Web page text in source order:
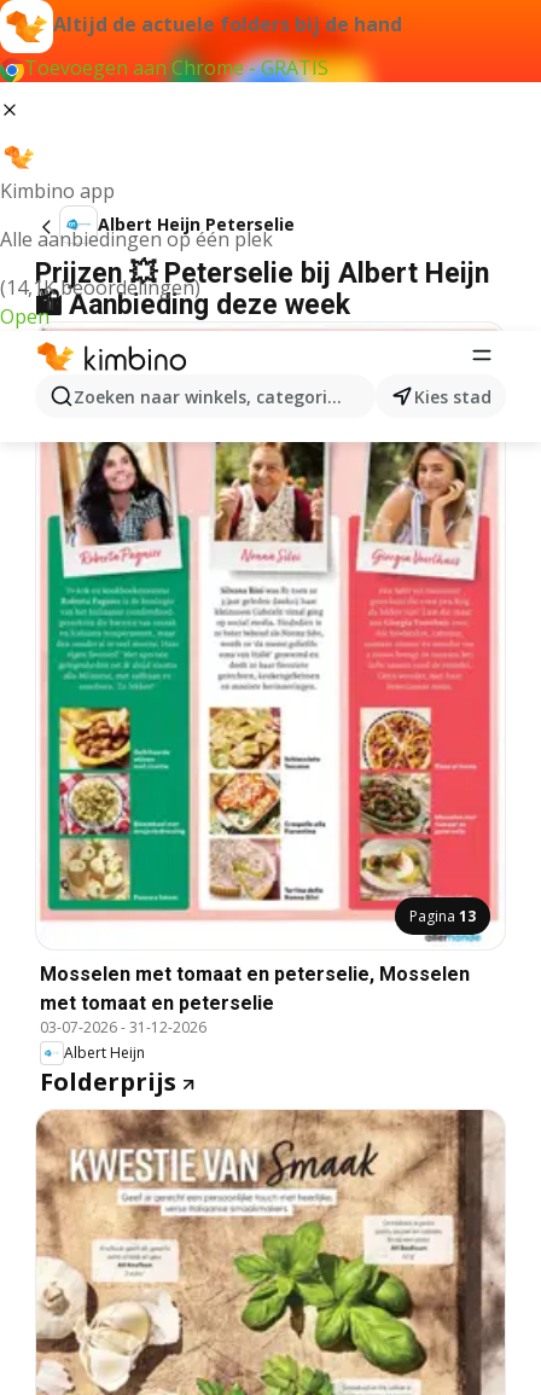
Altijd de actuele folders bij de hand
Toevoegen aan Chrome - GRATIS
Kimbino app
Alle aanbiedingen op één plek
(14,1K beoordelingen)
Open
Zoeken naar winkels, categorieën, producten...
Kies stad
Albert Heijn Peterselie
Prijzen 💥 Peterselie bij Albert Heijn
🛍️ Aanbieding deze week
Pagina 13
Mosselen met tomaat en peterselie, Mosselen
met tomaat en peterselie
03-07-2026-31-12-2026
Albert Heijn
Folderprijs